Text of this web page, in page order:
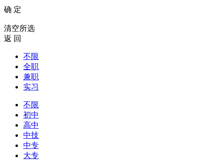
确 定
清空所选
返 回
不限
全职
兼职
实习
不限
初中
高中
中技
中专
大专